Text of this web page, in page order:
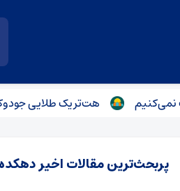
هت‌تریک طلایی جودوکاران ایران
پربحث‌ترین مقالات اخیر